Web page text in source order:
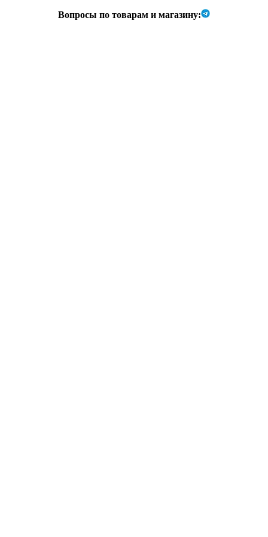
Вопросы по товарам и магазину: